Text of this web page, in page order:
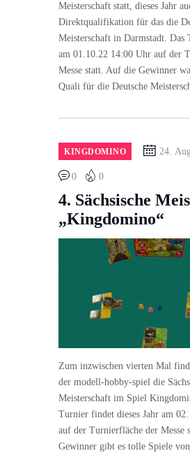
Meisterschaft statt, dieses Jahr
Direktqualifikation für das die
Meisterschaft in Darmstadt. Das
am 01.10.22 14:00 Uhr auf der
Messe statt. Auf die Gewinner
Quali für die Deutsche
KINGDOMINO 24.
0 0
4. Sächsische
„Kingdomino“
Zum inzwischen vierten Mal
der modell-hobby-spiel die
Meisterschaft im Spiel
Turnier findet dieses Jahr am
auf der Turnierfläche der Messe
Gewinner gibt es tolle Spiele von